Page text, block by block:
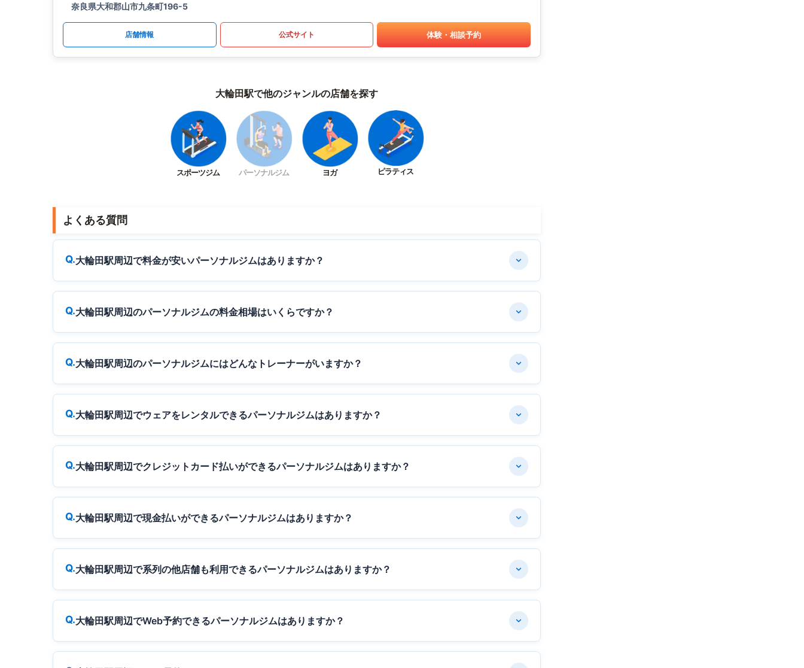
奈良県大和郡山市九条町196-5
店舗情報 公式サイト 体験・相談予約
大輪田駅で他のジャンルの店舗を探す
スポーツジム パーソナルジム ヨガ ピラティス
よくある質問
大輪田駅周辺で料金が安いパーソナルジムはありますか？
大輪田駅周辺のパーソナルジムの料金相場はいくらですか？
大輪田駅周辺のパーソナルジムにはどんなトレーナーがいますか？
大輪田駅周辺でウェアをレンタルできるパーソナルジムはありますか？
大輪田駅周辺でクレジットカード払いができるパーソナルジムはありますか？
大輪田駅周辺で現金払いができるパーソナルジムはありますか？
大輪田駅周辺で系列の他店舗も利用できるパーソナルジムはありますか？
大輪田駅周辺でWeb予約できるパーソナルジムはありますか？